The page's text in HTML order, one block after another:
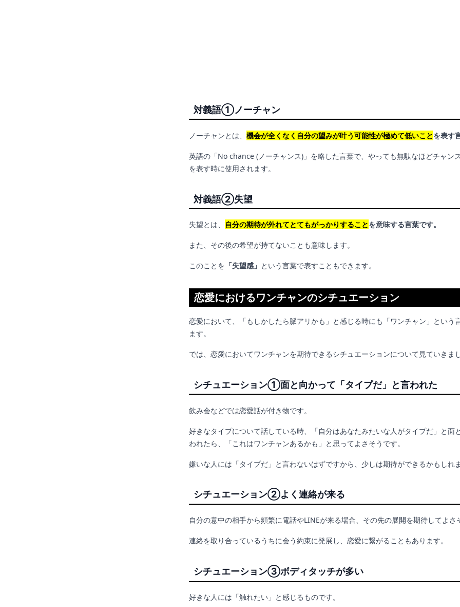
対義語①ノーチャン
ノーチャンとは、 機会が全くなく自分の望みが叶う可能性が極めて低いことを表す
英語の「No chance (ノーチャンス)」を略した言葉で、やっても無駄なほどチャン
を表す時に使用されます。
対義語②失望
失望とは、 自分の期待が外れてとてもがっかりすることを意味する言葉です。
また、その後の希望が持てないことも意味します。
このことを 「失望感」 という言葉で表すこともできます。
恋愛におけるワンチャンのシチュエーション
恋愛において、「もしかしたら脈アリかも」と感じる時にも「ワンチャン」という
ます。
では、恋愛においてワンチャンを期待できるシチュエーションについて見ていきまし
シチュエーション①面と向かって「タイプだ」と言われた
飲み会などでは恋愛話が付き物です。
好きなタイプについて話している時、「自分はあなたみたいな人がタイプだ」と面
われたら、「これはワンチャンあるかも」と思ってよさそうです。
嫌いな人には「タイプだ」と言わないはずですから、少しは期待ができるかもしれま
シチュエーション②よく連絡が来る
自分の意中の相手から頻繁に電話やLINEが来る場合、その先の展開を期待してよさ
連絡を取り合っているうちに会う約束に発展し、恋愛に繋がることもあります。
シチュエーション③ボディタッチが多い
好きな人には「触れたい」と感じるものです。